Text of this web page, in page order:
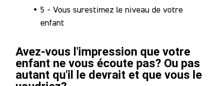
5 - Vous surestimez le niveau de votre
enfant
Avez-vous l'impression que votre
enfant ne vous écoute pas? Ou pas
autant qu'il le devrait et que vous le